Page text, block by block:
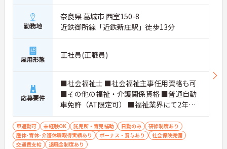
勤務地
奈良県 葛城市 西室150-8
近鉄御所線「近鉄新庄駅」徒歩13分
雇用形態 正社員(正職員)
応募要件
■社会福祉士 ■社会福祉主事任用資格も可
■その他の福祉・介護関係資格 ■普通自動
車免許（AT限定可） ■福祉業界にて2年以
上の勤務経験
車通勤可 未経験OK 託児所・育児補助 日勤のみ
研修制度あり
産休･育休･介護休暇取得実績あり
ボーナス・賞与あり
社会保険完備
交通費支給
退職金制度あり